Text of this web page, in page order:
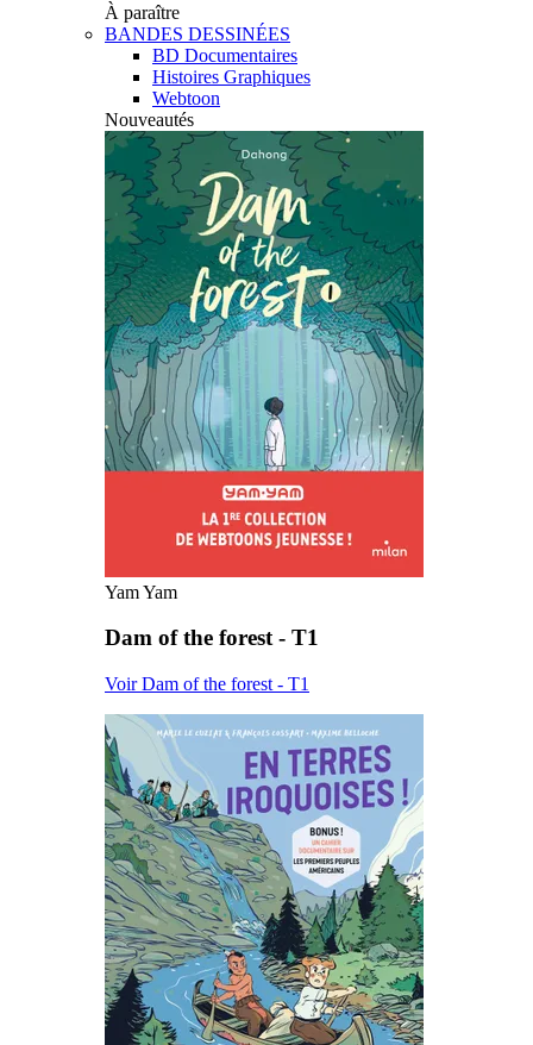
À paraître
BANDES DESSINÉES
BD Documentaires
Histoires Graphiques
Webtoon
Nouveautés
Yam Yam
Dam of the forest - T1
Voir Dam of the forest - T1